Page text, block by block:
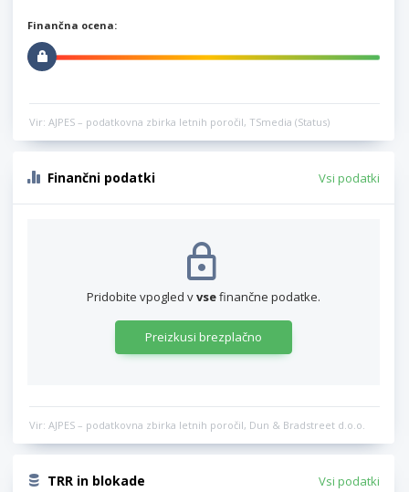
Finančna ocena:
Vir: AJPES – podatkovna zbirka letnih poročil, TSmedia (Status)
Finančni podatki Vsi podatki
Pridobite vpogled vvsefinančne podatke.
Preizkusi brezplačno
Vir: AJPES – podatkovna zbirka letnih poročil, Dun & Bradstreet d.o.o.
TRR in blokade Vsi podatki